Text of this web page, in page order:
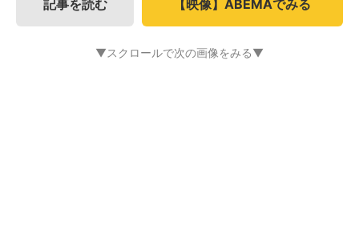
記事を読む 【映像】ABEMAでみる
▼スクロールで次の画像をみる▼